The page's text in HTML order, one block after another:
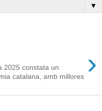
▼
›
2025 constata un
catalana, amb millores